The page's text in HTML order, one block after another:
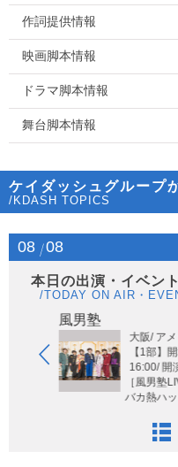
作詞提供情報
映画脚本情報
ドラマ脚本情報
舞台脚本情報
ケイダッシュグループ
/KDASH TOPICS
08 08
本日の出演・イベント
/TODAY ON AIR・
風男塾
大阪/ ア
【1部】
16:00/ 開
［風男塾
バカ熱ハッ